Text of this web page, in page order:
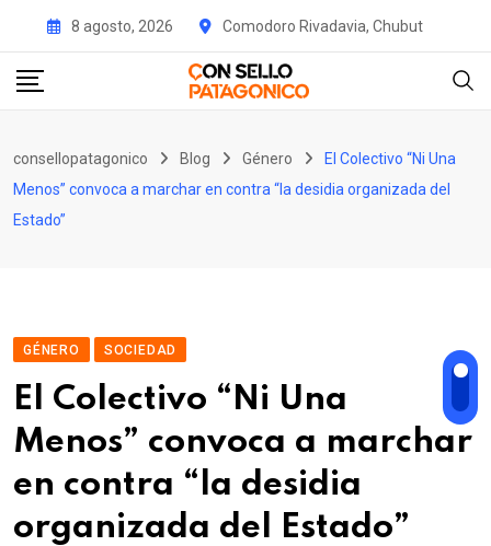
content
8 agosto, 2026 Comodoro Rivadavia, Chubut
consellopatagonico Blog Género
El Colectivo “Ni Una
Menos” convoca a marchar en contra “la desidia organizada del
Estado”
GÉNERO SOCIEDAD
El Colectivo “Ni Una
Menos” convoca a marchar
en contra “la desidia
organizada del Estado”